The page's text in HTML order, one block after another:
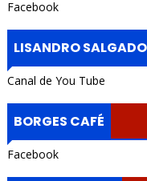
Facebook
LISANDRO SALGADO
Canal de You Tube
BORGES CAFÉ
Facebook